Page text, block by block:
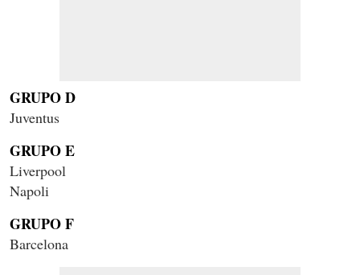
GRUPO D
Juventus
GRUPO E
Liverpool
Napoli
GRUPO F
Barcelona